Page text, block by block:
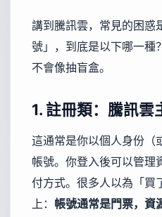
講到騰訊雲，常見的困惑
號」，到底是以下哪一種
不會像抽盲盒。
1. 註冊類：騰訊雲
這通常是你以個人身份（
帳號。你登入後可以管理
付方式。很多人以為「買
上： 帳號通常是門票，資